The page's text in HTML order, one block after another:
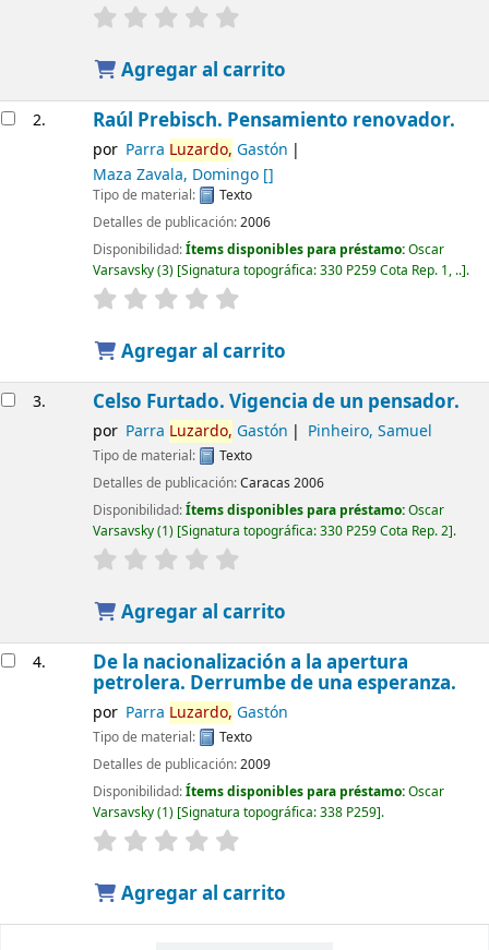
Agregar al carrito
2. Raúl Prebisch. Pensamiento renovador.
por Parra Luzardo, Gastón
Maza Zavala, Domingo[]
Tipo de material:
Texto
Detalles de publicación:2006
Disponibilidad:Ítems disponibles para préstamo:Oscar
Varsavsky(3) Signatura topográfica:330 P259 Cota Rep. 1, .. .
Agregar al carrito
3. Celso Furtado. Vigencia de un pensador.
por Parra Luzardo, Gastón Pinheiro, Samuel
Tipo de material:
Texto
Detalles de publicación:Caracas 2006
Disponibilidad:Ítems disponibles para préstamo:Oscar
Varsavsky(1) Signatura topográfica:330 P259 Cota Rep. 2 .
Agregar al carrito
4. De la nacionalización a la apertura
petrolera. Derrumbe de una esperanza.
por Parra Luzardo, Gastón
Tipo de material:
Texto
Detalles de publicación:2009
Disponibilidad:Ítems disponibles para préstamo:Oscar
Varsavsky(1) Signatura topográfica:338 P259 .
Agregar al carrito